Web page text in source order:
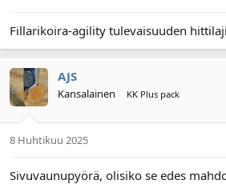
Fillarikoira-agility tulevaisuuden
AJS
Kansalainen KK Plus pack
8 Huhtikuu 2025
Sivuvaunupyörä, olisiko se edes